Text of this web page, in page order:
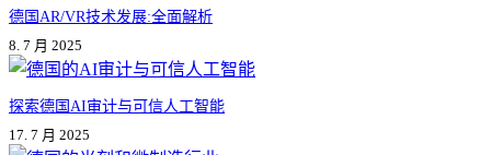
德国AR/VR技术发展:全面解析
8. 7 月 2025
探索德国AI审计与可信人工智能
17. 7 月 2025